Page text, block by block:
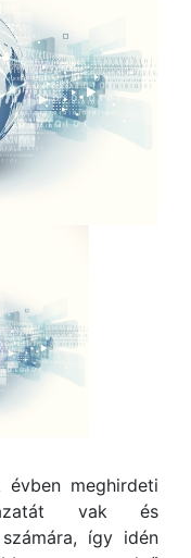
évben meghirdeti
vak és
így idén